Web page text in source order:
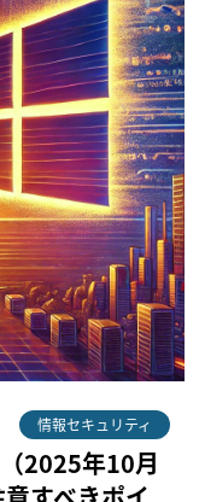
2025年10月
情報セキュリティ